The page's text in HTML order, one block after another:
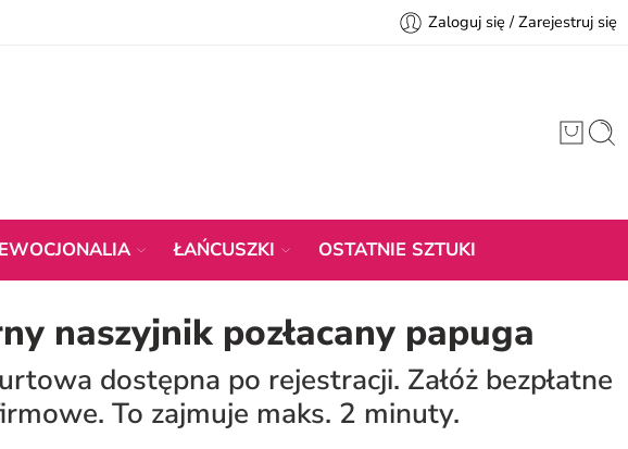
Zaloguj się / Zarejestruj się
ŁAŃCUSZKI OSTATNIE SZTUKI
naszyjnik pozłacany papuga
dostępna po rejestracji. Załóż bezpłatne
To zajmuje maks. 2 minuty.